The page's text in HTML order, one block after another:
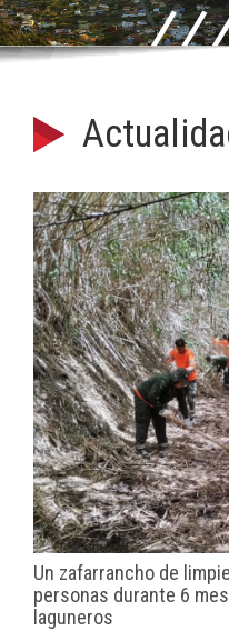
Un zafarrancho de
personas durante 6
laguneros